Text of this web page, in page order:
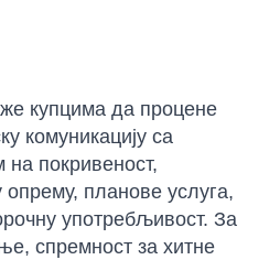
купцима да процене
комуникацију са
покривеност,
опрему, планове услуга,
употребљивост. За
спремност за хитне